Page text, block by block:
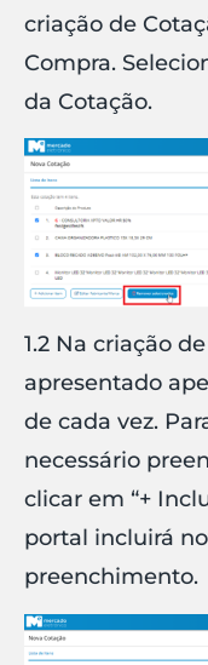
criação de
Compra.
da Cotação.
1.2 Na criação
apresentado
de cada vez.
necessário
clicar em “+
portal incluirá
preenchimento.